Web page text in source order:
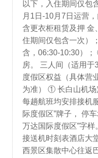
以下，入住期间仅包
月1日-10月7日运营
含更衣柜租赁及押 金
住期间仅包含一次）
含，06:30-10:30）
房。 三人间（适用于
度假区权益（具体营
为准） ① 长白山机场
每趟航班均安排接机
际度假区”牌子， 停
万达国际度假区”字
接送机时刻表酒店大
西景区集散中心往返